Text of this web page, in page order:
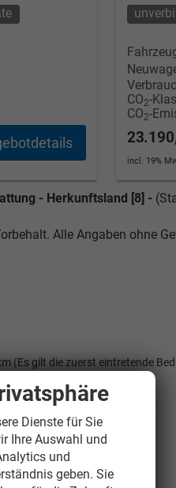
CO2-
CO2-
incl. 19%
- Herkunftsland [8] -
Alle Angaben ohne
(Es gilt die zuerst eintretende
Dienste für Sie
Ihre Auswahl und
und
geben. Sie